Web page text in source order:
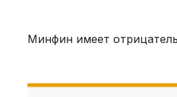
Минфин имеет